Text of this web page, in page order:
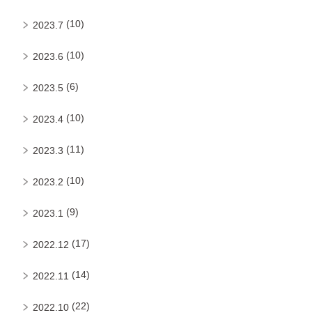
2023.7 (10)
2023.6 (10)
2023.5 (6)
2023.4 (10)
2023.3 (11)
2023.2 (10)
2023.1 (9)
2022.12 (17)
2022.11 (14)
2022.10 (22)